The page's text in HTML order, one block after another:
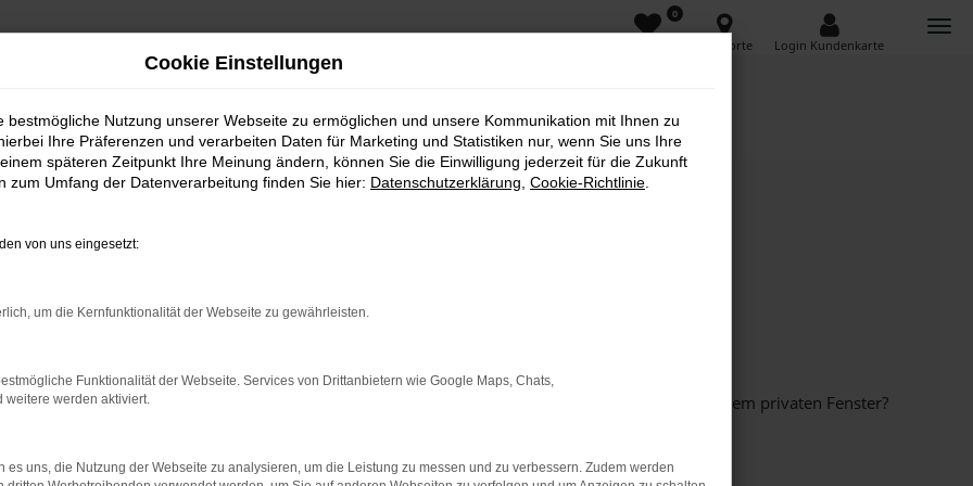
0
Standorte Login Kundenkarte
bestimmter Seiten verhindern. Funktioniert die Seite in einem anderen Browser oder in einem privaten Fenster?
beheben.
Cookie Einstellungen
bestmögliche Nutzung unserer Webseite zu ermöglichen und unsere Kommunikation mit Ihnen zu
Ihre Präferenzen und verarbeiten Daten für Marketing und Statistiken nur, wenn Sie uns Ihre
späteren Zeitpunkt Ihre Meinung ändern, können Sie die Einwilligung jederzeit für die Zukunft
zum Umfang der Datenverarbeitung finden Sie hier: Datenschutzerklärung Cookie-Richtlinie
von uns eingesetzt:
um die Kernfunktionalität der Webseite zu gewährleisten.
Funktionalität der Webseite. Services von Drittanbietern wie Google Maps, Chats,
weitere werden aktiviert.
es uns, die Nutzung der Webseite zu analysieren, um die Leistung zu messen und zu verbessern. Zudem werden